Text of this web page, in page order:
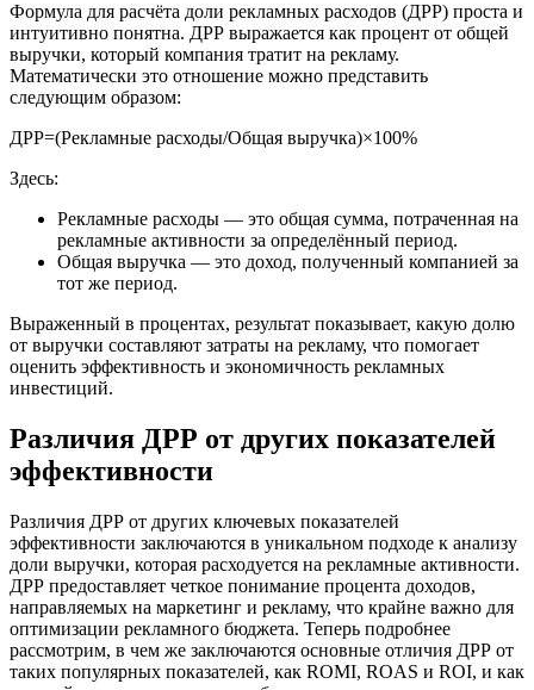
Формула для расчёта доли рекламных расходов (ДРР) проста и
интуитивно понятна. ДРР выражается как процент от общей
выручки, который компания тратит на рекламу.
Математически это отношение можно представить
следующим образом:
ДРР=(Рекламные расходы/Общая выручка)×100%
Здесь:
Рекламные расходы — это общая сумма, потраченная на
рекламные активности за определённый период.
Общая выручка — это доход, полученный компанией за
тот же период.
Выраженный в процентах, результат показывает, какую долю
от выручки составляют затраты на рекламу, что помогает
оценить эффективность и экономичность рекламных
инвестиций.
Различия ДРР от других показателей
эффективности
Различия ДРР от других ключевых показателей
эффективности заключаются в уникальном подходе к анализу
доли выручки, которая расходуется на рекламные активности.
ДРР предоставляет четкое понимание процента доходов,
направляемых на маркетинг и рекламу, что крайне важно для
оптимизации рекламного бюджета. Теперь подробнее
рассмотрим, в чем же заключаются основные отличия ДРР от
таких популярных показателей, как ROMI, ROAS и ROI, и как